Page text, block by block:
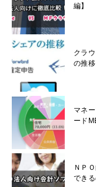
編】
クラ
の推移
マネ
ード
ＮＰ
でき